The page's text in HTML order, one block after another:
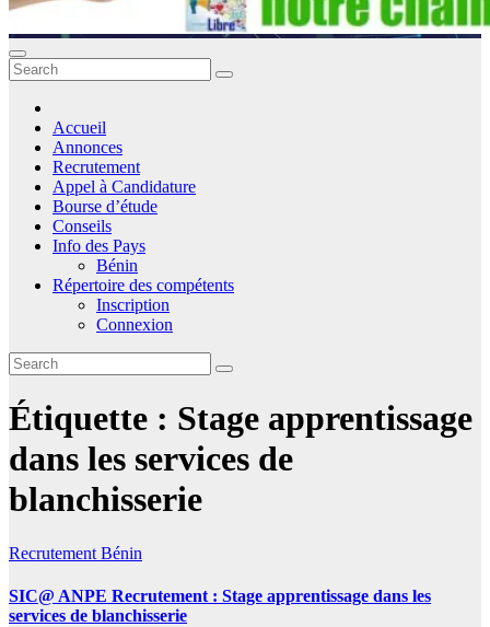
Accueil
Annonces
Recrutement
Appel à Candidature
Bourse d’étude
Conseils
Info des Pays
Bénin
Répertoire des compétents
Inscription
Connexion
Étiquette : Stage apprentissage
dans les services de
blanchisserie
Recrutement Bénin
SIC@ ANPE Recrutement : Stage apprentissage dans les
services de blanchisserie